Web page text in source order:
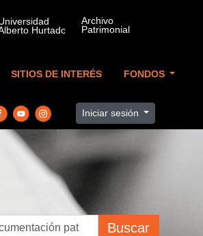
SITIOS DE INTERÉS FONDOS
Iniciar sesión
Buscar